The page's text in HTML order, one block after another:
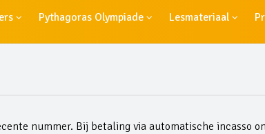
Pythagoras Olympiade Lesmateriaal
nummer. Bij betaling via automatische incasso